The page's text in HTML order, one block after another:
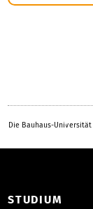
Die Bauhaus-
STUDIUM